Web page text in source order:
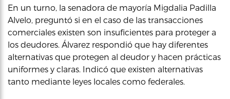
En un turno, la senadora de mayoría Migdalia Padilla
Alvelo, preguntó si en el caso de las transacciones
comerciales existen son insuficientes para proteger a
los deudores. Álvarez respondió que hay diferentes
alternativas que protegen al deudor y hacen prácticas
uniformes y claras. Indicó que existen alternativas
tanto mediante leyes locales como federales.